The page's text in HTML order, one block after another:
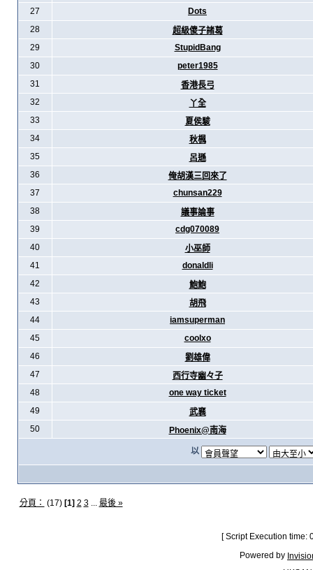
27
Dots
28
超級傻子諸葛
29
StupidBang
30
peter1985
31
香港長弓
32
丫全
33
夏侯駿
34
秋楓
35
呂遜
36
俺胡漢三回來了
37
chunsan229
38
議事論事
39
cdg070089
40
小巫師
41
donaldli
42
鮑鮑
43
胡飛
44
iamsuperman
45
coolxo
46
劉雄偉
47
西行寺幽々子
48
one way ticket
49
武襄
50
Phoenix@南海
以
分頁： (17) [1] 2 3... 最後 »
[ Script Execution
Powered by